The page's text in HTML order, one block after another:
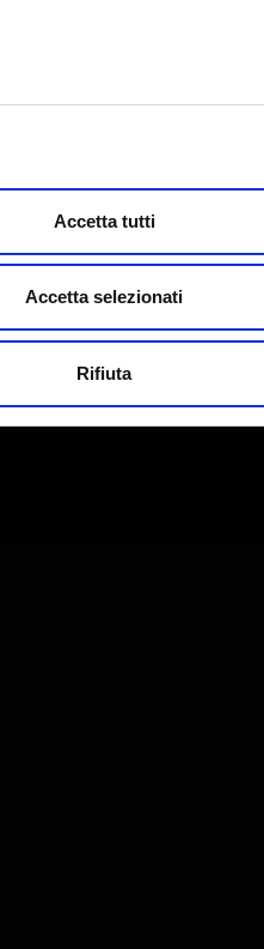
Accetta tutti
Accetta selezionati
Rifiuta